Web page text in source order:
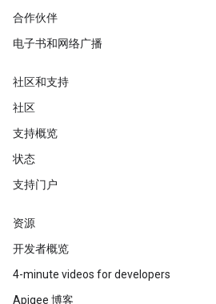
合作伙伴
电子书和网络广播
社区和支持
社区
支持概览
状态
支持门户
资源
开发者概览
4-minute videos for developers
Apigee 博客